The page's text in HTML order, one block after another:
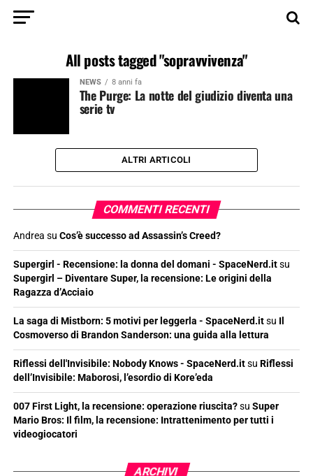
All posts tagged "sopravvivenza"
NEWS 8 anni fa
The Purge: La notte del giudizio diventa una
serie tv
ALTRI ARTICOLI
COMMENTI RECENTI
Andrea su Cos’è successo ad Assassin’s Creed?
Supergirl - Recensione: la donna del domani - SpaceNerd.itsu
Supergirl – Diventare Super, la recensione: Le origini della
Ragazza d’Acciaio
La saga di Mistborn: 5 motivi per leggerla - SpaceNerd.itsu Il
Cosmoverso di Brandon Sanderson: una guida alla lettura
Riflessi dell'Invisibile: Nobody Knows - SpaceNerd.itsu Riflessi
dell’Invisibile: Maborosi, l’esordio di Kore’eda
007 First Light, la recensione: operazione riuscita?su Super
Mario Bros: Il film, la recensione: Intrattenimento per tutti i
videogiocatori
ARCHIVI